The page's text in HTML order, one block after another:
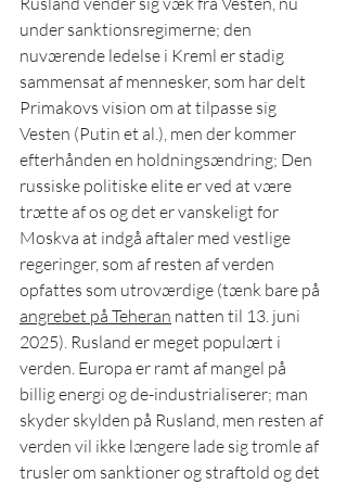
under sanktionsregimerne; den
nuværende ledelse i Kreml er stadig
sammensat af mennesker, som har delt
Primakovs vision om at tilpasse sig
Vesten (Putin et al.), men der kommer
efterhånden en holdningsændring; Den
russiske politiske elite er ved at være
trætte af os og det er vanskeligt for
Moskva at indgå aftaler med vestlige
regeringer, som af resten af verden
opfattes som utroværdige (tænk bare på
angrebet på Teheran natten til 13. juni
2025). Rusland er meget populært i
verden. Europa er ramt af mangel på
billig energi og de-industrialiserer; man
skyder skylden på Rusland, men resten af
verden vil ikke længere lade sig tromle af
trusler om sanktioner og straftold og det